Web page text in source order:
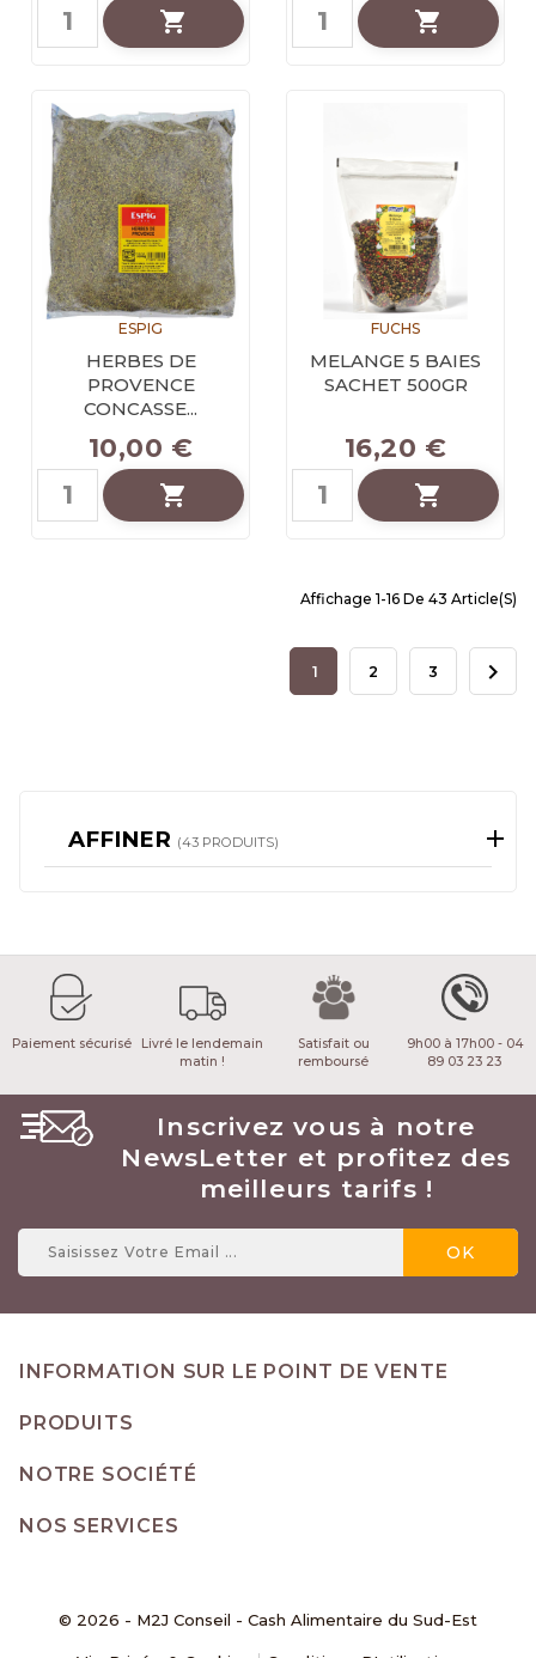
 
ESPIG
HERBES DE
PROVENCE
CONCASSE...
10,00 €

FUCHS
MELANGE 5 BAIES
SACHET 500GR
16,20 €

Affichage 1-16 De 43 Article(s)
1 2 3 
AFFINER (43 PRODUITS)
Paiement sécurisé
Livré le lendemain
matin !
Satisfait ou
remboursé
9h00 à 17h00 - 04
89 03 23 23
Inscrivez vous à notre
NewsLetter et profitez des
meilleurs tarifs !
INFORMATION SUR LE POINT DE VENTE
PRODUITS
NOTRE SOCIÉTÉ
NOS SERVICES
© 2026 - M2J Conseil - Cash Alimentaire du Sud-Est